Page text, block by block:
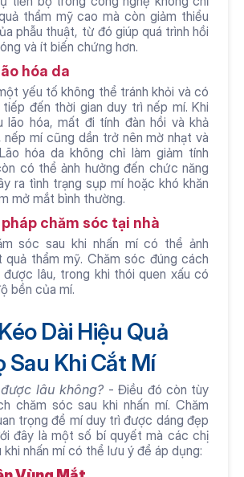
thẩm mỹ cao mà còn giảm thiểu
phẫu thuật, từ đó giúp quá trình hồi
và ít biến chứng hơn.
hóa da
yếu tố không thể tránh khỏi và có
đến thời gian duy trì nếp mí. Khi
lão hóa, mất đi tính đàn hồi và khả
nếp mí cũng dần trở nên mờ nhạt và
hóa da không chỉ làm giảm tính
có thể ảnh hưởng đến chức năng
ra tình trạng sụp mí hoặc khó khăn
mở mắt bình thường.
chăm sóc tại nhà
sóc sau khi nhấn mí có thể ảnh
quả thẩm mỹ. Chăm sóc đúng cách
lâu, trong khi thói quen xấu có
bền của mí.
Dài Hiệu Quả
Sau Khi Cắt Mí
lâu không? - Điều đó còn tùy
chăm sóc sau khi nhấn mí. Chăm
trọng để mí duy trì được dáng đẹp
đây là một số bí quyết mà các chị
nhấn mí có thể lưu ý để áp dụng: